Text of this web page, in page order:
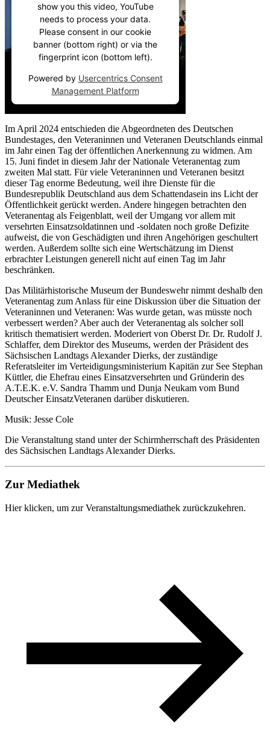
show you this video, YouTube
needs to process your data.
Please consent in our cookie
banner (bottom right) or via the
fingerprint icon (bottom left).
Powered by Usercentrics Consent
Management Platform
Im April 2024 entschieden die Abgeordneten des Deutschen
Bundestages, den Veteraninnen und Veteranen Deutschlands einmal
im Jahr einen Tag der öffentlichen Anerkennung zu widmen. Am
15. Juni findet in diesem Jahr der Nationale Veteranentag zum
zweiten Mal statt. Für viele Veteraninnen und Veteranen besitzt
dieser Tag enorme Bedeutung, weil ihre Dienste für die
Bundesrepublik Deutschland aus dem Schattendasein ins Licht der
Öffentlichkeit gerückt werden. Andere hingegen betrachten den
Veteranentag als Feigenblatt, weil der Umgang vor allem mit
versehrten Einsatzsoldatinnen und -soldaten noch große Defizite
aufweist, die von Geschädigten und ihren Angehörigen geschultert
werden. Außerdem sollte sich eine Wertschätzung im Dienst
erbrachter Leistungen generell nicht auf einen Tag im Jahr
beschränken.
Das Militärhistorische Museum der Bundeswehr nimmt deshalb den
Veteranentag zum Anlass für eine Diskussion über die Situation der
Veteraninnen und Veteranen: Was wurde getan, was müsste noch
verbessert werden? Aber auch der Veteranentag als solcher soll
kritisch thematisiert werden. Moderiert von Oberst Dr. Dr. Rudolf J.
Schlaffer, dem Direktor des Museums, werden der Präsident des
Sächsischen Landtags Alexander Dierks, der zuständige
Referatsleiter im Verteidigungsministerium Kapitän zur See Stephan
Küttler, die Ehefrau eines Einsatzversehrten und Gründerin des
A.T.E.K. e.V. Sandra Thamm und Dunja Neukam vom Bund
Deutscher EinsatzVeteranen darüber diskutieren.
Musik: Jesse Cole
Die Veranstaltung stand unter der Schirmherrschaft des Präsidenten
des Sächsischen Landtags Alexander Dierks.
Zur Mediathek
Hier klicken, um zur Veranstaltungsmediathek zurückzukehren.